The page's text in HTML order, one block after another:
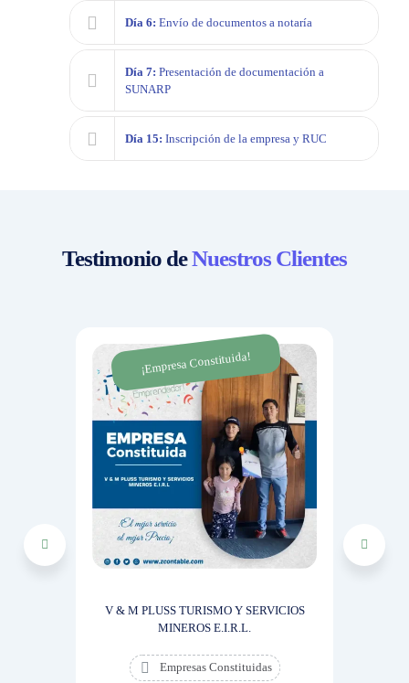
Día 6: Envío de documentos a notaría
Día 7: Presentación de documentación a
SUNARP
Día 15: Inscripción de la empresa y RUC
Testimonio deNuestros Clientes
¡Empresa Constituida!
V & M PLUSS TURISMO Y SERVICIOS
MINEROS E.I.R.L.
Empresas Constituidas